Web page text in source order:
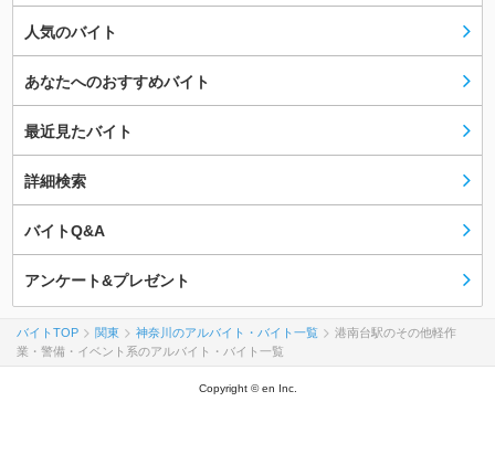
人気のバイト
あなたへのおすすめバイト
最近見たバイト
詳細検索
バイトQ&A
アンケート&プレゼント
バイトTOP 関東 神奈川のアルバイト・バイト一覧
港南台駅のその他軽作
業・警備・イベント系のアルバイト・バイト一覧
Copyright © en Inc.